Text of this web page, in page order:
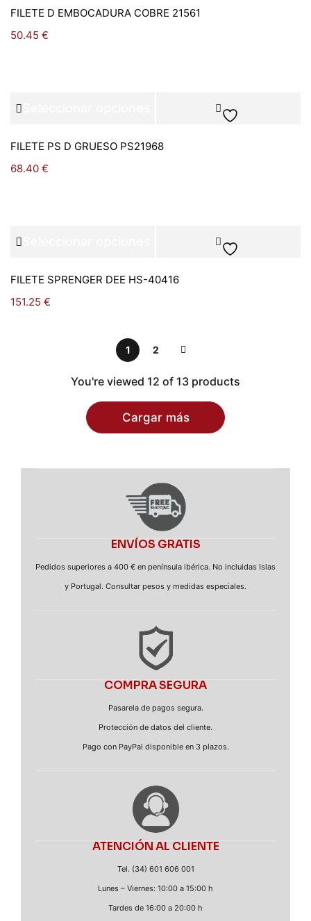
FILETE D EMBOCADURA COBRE 21561
50.45 €
FILETE PS D GRUESO PS21968
68.40 €
FILETE SPRENGER DEE HS-40416
151.25 €
1 2
You're viewed 12 of 13 products
Cargar más
ENVÍOS GRATIS
Pedidos superiores a 400 € en península ibérica. No incluidas Islas
y Portugal. Consultar pesos y medidas especiales.
COMPRA SEGURA
Pasarela de pagos segura.
Protección de datos del cliente.
Pago con PayPal disponible en 3 plazos.
ATENCIÓN AL CLIENTE
Tel. (34) 601 606 001
Lunes – Viernes: 10:00 a 15:00 h
Tardes de 16:00 a 20:00 h